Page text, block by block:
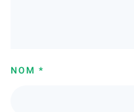
NOM *